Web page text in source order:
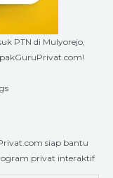
PTN di Mulyorejo,
siap bantu
privat interaktif